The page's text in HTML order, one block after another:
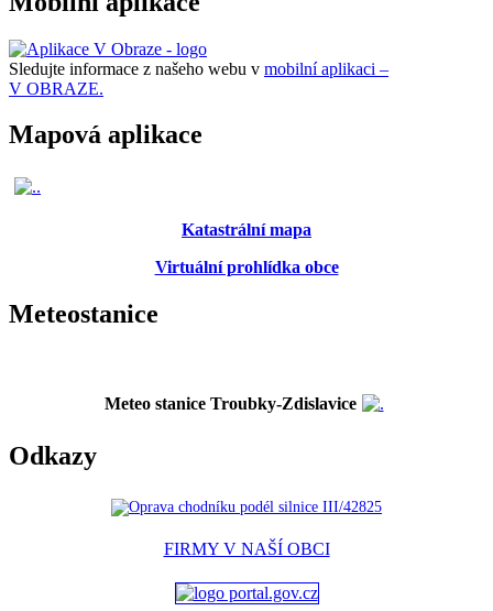
Sledujte informace z našeho webu v mobilní aplikaci –
V OBRAZE.
Mapová aplikace
Katastrální mapa
Virtuální prohlídka obce
Meteostanice
Meteo stanice Troubky-Zdislavice
Odkazy
FIRMY V NAŠÍ OBCI